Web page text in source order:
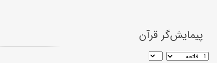
پیمایش‌گر قرآن